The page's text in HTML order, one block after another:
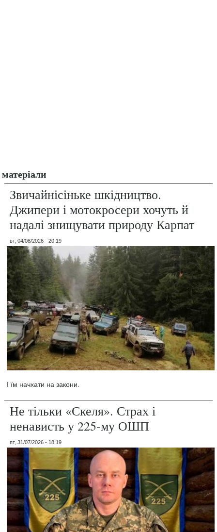
матеріали
Звичайнісіньке шкідництво.
Джипери і мотокросери хочуть й
надалі знищувати природу Карпат
вт, 04/08/2026 - 20:19
І їм начхати на закони.
Не тільки «Скеля». Страх і
ненависть у 225-му ОШП
пт, 31/07/2026 - 18:19